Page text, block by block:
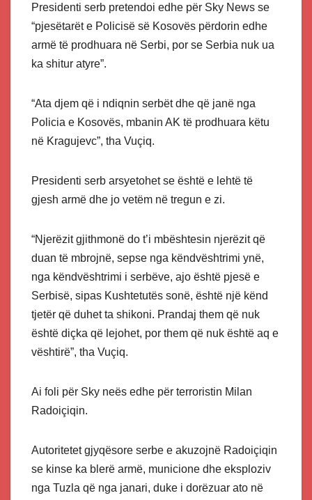
Presidenti serb pretendoi edhe për Sky News se
“pjesëtarët e Policisë së Kosovës përdorin edhe
armë të prodhuara në Serbi, por se Serbia nuk ua
ka shitur atyre”.
“Ata djem që i ndiqnin serbët dhe që janë nga
Policia e Kosovës, mbanin AK të prodhuara këtu
në Kragujevc”, tha Vuçiq.
Presidenti serb arsyetohet se është e lehtë të
gjesh armë dhe jo vetëm në tregun e zi.
“Njerëzit gjithmonë do t’i mbështesin njerëzit që
duan të mbrojnë, sepse nga këndvështrimi ynë,
nga këndvështrimi i serbëve, ajo është pjesë e
Serbisë, sipas Kushtetutës sonë, është një kënd
tjetër që duhet ta shikoni. Prandaj them që nuk
është diçka që lejohet, por them që nuk është aq e
vështirë”, tha Vuçiq.
Ai foli për Sky neës edhe për terroristin Milan
Radoiçiqin.
Autoritetet gjyqësore serbe e akuzojnë Radoiçiqin
se kinse ka blerë armë, municione dhe eksploziv
nga Tuzla që nga janari, duke i dorëzuar ato në